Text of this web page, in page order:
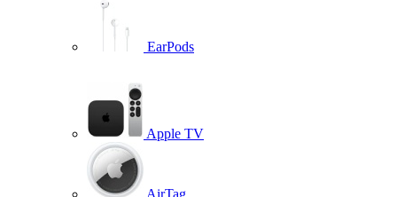
EarPods
Apple TV